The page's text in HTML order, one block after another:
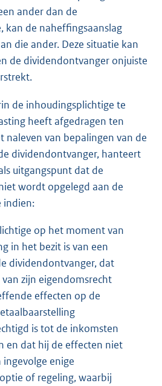
ander dan de
kan de naheffingsaanslag
die ander. Deze situatie kan
de dividendontvanger onjuiste
de inhoudingsplichtige te
heeft afgedragen ten
naleven van bepalingen van de
dividendontvanger, hanteert
uitgangspunt dat de
wordt opgelegd aan de
indien:
op het moment van
in het bezit is van een
dividendontvanger, dat
zijn eigendomsrecht
effecten op de
is tot de inkomsten
en dat hij de effecten niet
enige
of regeling, waarbij